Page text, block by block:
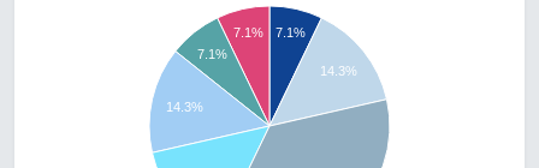
7.1%
14.3%
7.1%
7.1%
14.3%